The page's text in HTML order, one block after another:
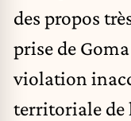
des propos
prise de
violation
territoriale de